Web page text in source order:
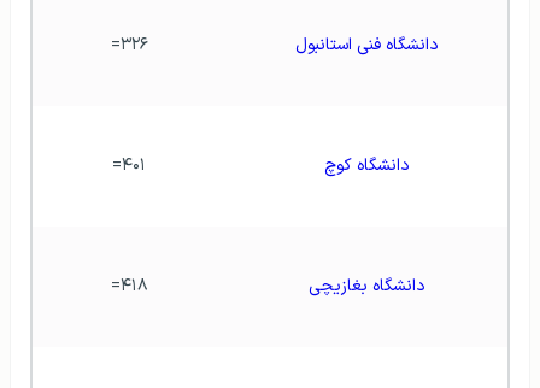
دانشگاه فنی استانبول ۳۲۶=
دانشگاه کوچ ۴۰۱=
دانشگاه بغازیچی ۴۱۸=